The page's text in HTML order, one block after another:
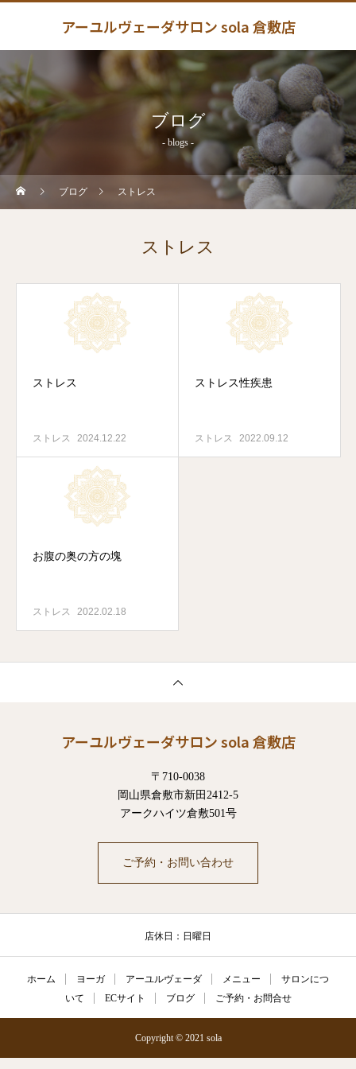
アーユルヴェーダサロン sola 倉敷店
ブログ
- blogs -
ブログ ストレス
ストレス
ストレス
ストレス 2024.12.22
ストレス性疾患
ストレス 2022.09.12
お腹の奥の方の塊
ストレス 2022.02.18
アーユルヴェーダサロン sola 倉敷店
〒710-0038
岡山県倉敷市新田2412-5
アークハイツ倉敷501号
ご予約・お問い合わせ
店休日：日曜日
ホーム ヨーガ アーユルヴェーダ メニュー
サロンにつ
いて
ECサイト ブログ ご予約・お問合せ
Copyright © 2021 sola